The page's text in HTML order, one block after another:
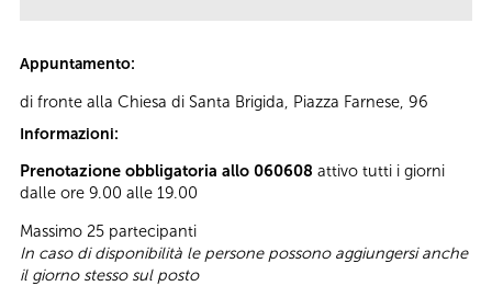
Appuntamento:
di fronte alla Chiesa di Santa Brigida, Piazza Farnese, 96
Informazioni:
Prenotazione obbligatoria allo 060608 attivo tutti i giorni
dalle ore 9.00 alle 19.00
Massimo 25 partecipanti
In caso di disponibilità le persone possono aggiungersi anche
il giorno stesso sul posto